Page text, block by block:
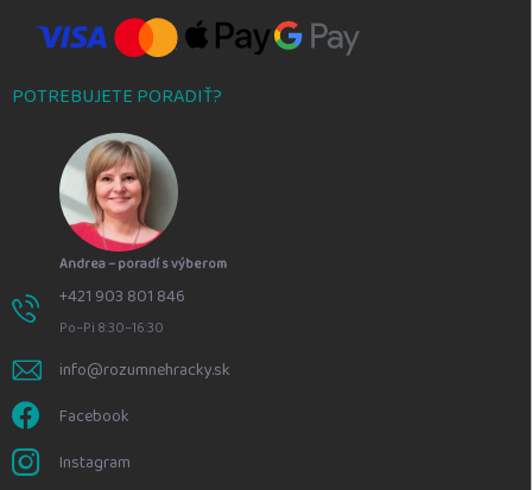
POTREBUJETE PORADIŤ?
Andrea – poradí s výberom
+421 903 801 846
Po–Pi 8:30–16:30
info@rozumnehracky.sk
Facebook
Instagram